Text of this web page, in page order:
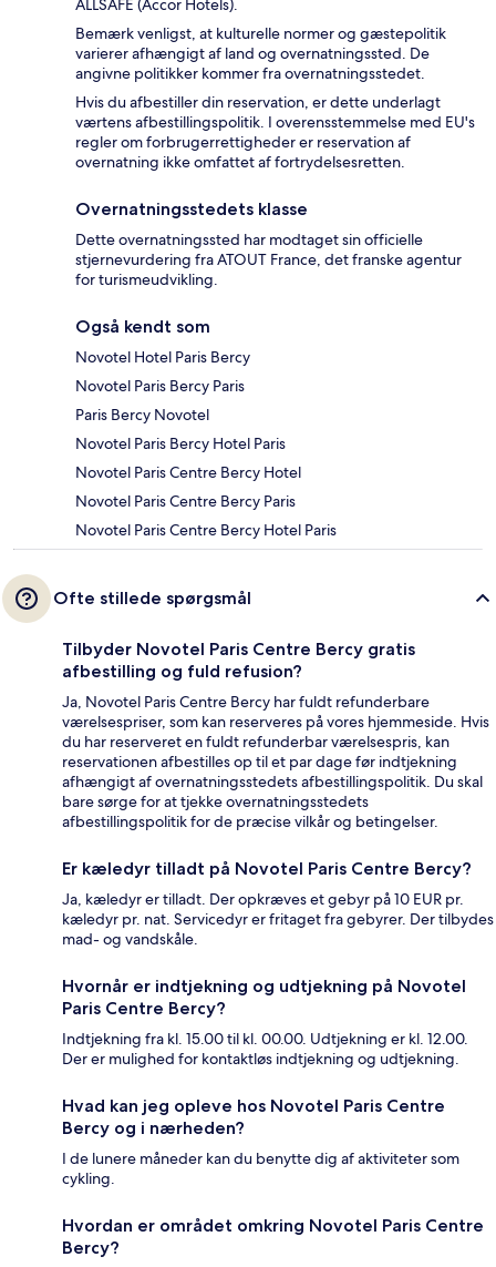
ALLSAFE (Accor Hotels).
Bemærk venligst, at kulturelle normer og gæstepolitik
varierer afhængigt af land og overnatningssted. De
angivne politikker kommer fra overnatningsstedet.
Hvis du afbestiller din reservation, er dette underlagt
værtens afbestillingspolitik. I overensstemmelse med EU's
regler om forbrugerrettigheder er reservation af
overnatning ikke omfattet af fortrydelsesretten.
Overnatningsstedets klasse
Dette overnatningssted har modtaget sin officielle
stjernevurdering fra ATOUT France, det franske agentur
for turismeudvikling.
Også kendt som
Novotel Hotel Paris Bercy
Novotel Paris Bercy Paris
Paris Bercy Novotel
Novotel Paris Bercy Hotel Paris
Novotel Paris Centre Bercy Hotel
Novotel Paris Centre Bercy Paris
Novotel Paris Centre Bercy Hotel Paris
Ofte stillede spørgsmål
Tilbyder Novotel Paris Centre Bercy gratis
afbestilling og fuld refusion?
Ja, Novotel Paris Centre Bercy har fuldt refunderbare
værelsespriser, som kan reserveres på vores hjemmeside. Hvis
du har reserveret en fuldt refunderbar værelsespris, kan
reservationen afbestilles op til et par dage før indtjekning
afhængigt af overnatningsstedets afbestillingspolitik. Du skal
bare sørge for at tjekke overnatningsstedets
afbestillingspolitik for de præcise vilkår og betingelser.
Er kæledyr tilladt på Novotel Paris Centre Bercy?
Ja, kæledyr er tilladt. Der opkræves et gebyr på 10 EUR pr.
kæledyr pr. nat. Servicedyr er fritaget fra gebyrer. Der tilbydes
mad- og vandskåle.
Hvornår er indtjekning og udtjekning på Novotel
Paris Centre Bercy?
Indtjekning fra kl. 15.00 til kl. 00.00. Udtjekning er kl. 12.00.
Der er mulighed for kontaktløs indtjekning og udtjekning.
Hvad kan jeg opleve hos Novotel Paris Centre
Bercy og i nærheden?
I de lunere måneder kan du benytte dig af aktiviteter som
cykling.
Hvordan er området omkring Novotel Paris Centre
Bercy?